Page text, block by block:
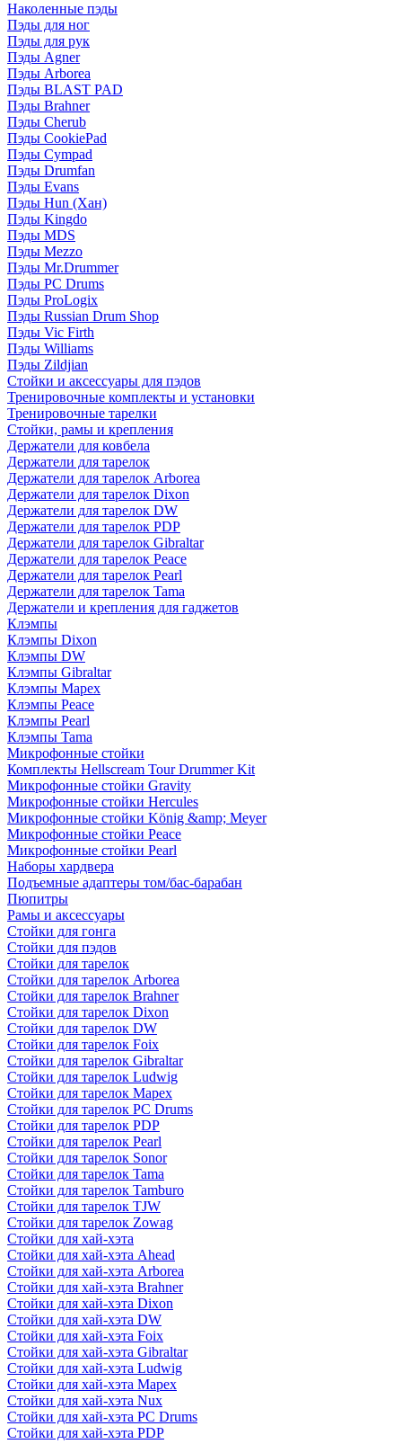
Наколенные пэды
Пэды для ног
Пэды для рук
Пэды Agner
Пэды Arborea
Пэды BLAST PAD
Пэды Brahner
Пэды Cherub
Пэды CookiePad
Пэды Cympad
Пэды Drumfan
Пэды Evans
Пэды Hun (Хан)
Пэды Kingdo
Пэды MDS
Пэды Mezzo
Пэды Mr.Drummer
Пэды PC Drums
Пэды ProLogix
Пэды Russian Drum Shop
Пэды Vic Firth
Пэды Williams
Пэды Zildjian
Стойки и аксессуары для пэдов
Тренировочные комплекты и установки
Тренировочные тарелки
Стойки, рамы и крепления
Держатели для ковбела
Держатели для тарелок
Держатели для тарелок Arborea
Держатели для тарелок Dixon
Держатели для тарелок DW
Держатели для тарелок PDP
Держатели для тарелок Gibraltar
Держатели для тарелок Peace
Держатели для тарелок Pearl
Держатели для тарелок Tama
Держатели и крепления для гаджетов
Клэмпы
Клэмпы Dixon
Клэмпы DW
Клэмпы Gibraltar
Клэмпы Mapex
Клэмпы Peace
Клэмпы Pearl
Клэмпы Tama
Микрофонные стойки
Комплекты Hellscream Tour Drummer Kit
Микрофонные стойки Gravity
Микрофонные стойки Hercules
Микрофонные стойки König &amp; Meyer
Микрофонные стойки Peace
Микрофонные стойки Pearl
Наборы хардвера
Подъемные адаптеры том/бас-барабан
Пюпитры
Рамы и аксессуары
Стойки для гонга
Стойки для пэдов
Стойки для тарелок
Стойки для тарелок Arborea
Стойки для тарелок Brahner
Стойки для тарелок Dixon
Стойки для тарелок DW
Стойки для тарелок Foix
Стойки для тарелок Gibraltar
Стойки для тарелок Ludwig
Стойки для тарелок Mapex
Стойки для тарелок PC Drums
Стойки для тарелок PDP
Стойки для тарелок Pearl
Стойки для тарелок Sonor
Стойки для тарелок Tama
Стойки для тарелок Tamburo
Стойки для тарелок TJW
Стойки для тарелок Zowag
Стойки для хай-хэта
Стойки для хай-хэта Ahead
Стойки для хай-хэта Arborea
Стойки для хай-хэта Brahner
Стойки для хай-хэта Dixon
Стойки для хай-хэта DW
Стойки для хай-хэта Foix
Стойки для хай-хэта Gibraltar
Стойки для хай-хэта Ludwig
Стойки для хай-хэта Mapex
Стойки для хай-хэта Nux
Стойки для хай-хэта PC Drums
Стойки для хай-хэта PDP